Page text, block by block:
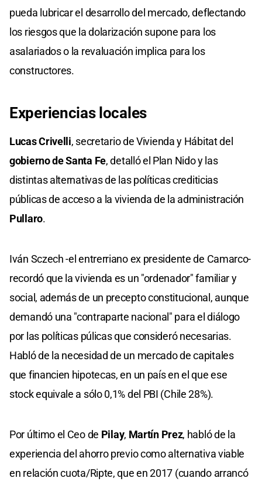
pueda lubricar el desarrollo del mercado, deflectando
los riesgos que la dolarización supone para los
asalariados o la revaluación implica para los
constructores.
Experiencias locales
Lucas Crivelli, secretario de Vivienda y Hábitat del
gobierno de Santa Fe, detalló el Plan Nido y las
distintas alternativas de las políticas crediticias
públicas de acceso a la vivienda de la administración
Pullaro.
Iván Sczech -el entrerriano ex presidente de Camarco-
recordó que la vivienda es un "ordenador" familiar y
social, además de un precepto constitucional, aunque
demandó una "contraparte nacional" para el diálogo
por las políticas púlicas que consideró necesarias.
Habló de la necesidad de un mercado de capitales
que financien hipotecas, en un país en el que ese
stock equivale a sólo 0,1% del PBI (Chile 28%).
Por último el Ceo de Pilay, Martín Prez, habló de la
experiencia del ahorro previo como alternativa viable
en relación cuota/Ripte, que en 2017 (cuando arrancó